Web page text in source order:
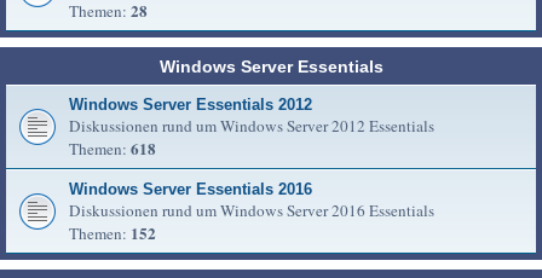
Themen: 28
Windows Server Essentials
Windows Server Essentials 2012
Diskussionen rund um Windows Server 2012 Essentials
Themen: 618
Windows Server Essentials 2016
Diskussionen rund um Windows Server 2016 Essentials
Themen: 152